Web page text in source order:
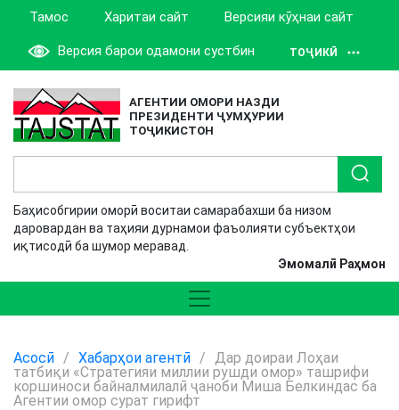
Тамос Харитаи сайт Версияи кӯҳнаи сайт
Версия барои одамони сустбин ТОҶИКӢ
АГЕНТИИ ОМОРИ НАЗДИ
ПРЕЗИДЕНТИ ҶУМҲУРИИ
ТОҶИКИСТОН
Баҳисобгирии оморӣ воситаи самарабахши ба низом
даровардан ва таҳияи дурнамои фаъолияти субъектҳои
иқтисодӣ ба шумор меравад.
Эмомалӣ Раҳмон
Асосӣ / Хабарҳои агентӣ / Дар доираи Лоҳаи
татбиқи «Стратегияи миллии рушди омор» ташрифи
коршиноси байналмилалӣ ҷаноби Миша Белкиндас ба
Агентии омор сурат гирифт